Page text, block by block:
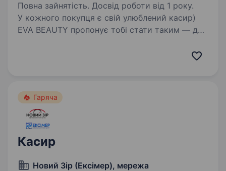
Повна зайнятість. Досвід роботи від 1 року.
У кожного покупця є свій улюблений касир)
EVA BEAUTY пропонує тобі стати таким — для
Гаряча
Касир
Новий Зір (Ексімер), мережа